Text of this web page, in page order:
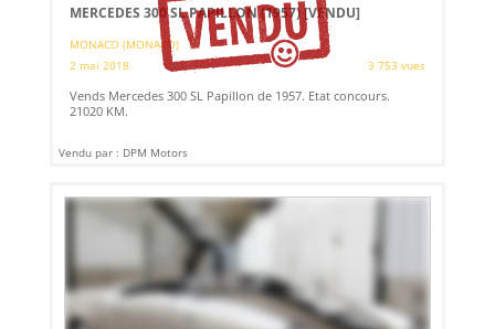
MERCEDES 300 SL PAPILLON (1957) [VENDU]
MONACO (MONACO)
2 mai 2018
3 753 vues
Vends Mercedes 300 SL Papillon de 1957. Etat concours.
21020 KM.
Vendu par : DPM Motors